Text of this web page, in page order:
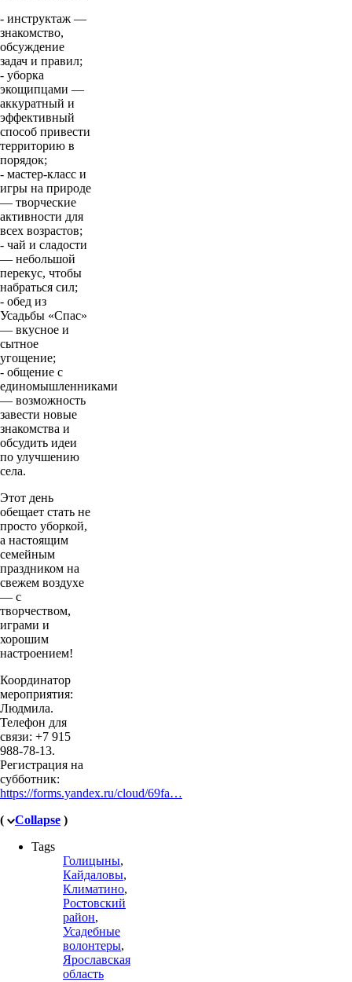
- инструктаж —
знакомство,
обсуждение
задач и правил;
- уборка
экощипцами —
аккуратный и
эффективный
способ привести
территорию в
порядок;
- мастер‑класс и
игры на природе
— творческие
активности для
всех возрастов;
- чай и сладости
— небольшой
перекус, чтобы
набраться сил;
- обед из
Усадьбы «Спас»
— вкусное и
сытное
угощение;
- общение с
единомышленниками
— возможность
завести новые
знакомства и
обсудить идеи
по улучшению
села.
Этот день
обещает стать не
просто уборкой,
а настоящим
семейным
праздником на
свежем воздухе
— с
творчеством,
играми и
хорошим
настроением!
Координатор
мероприятия:
Людмила.
Телефон для
связи: +7 915
988‑78‑13.
Регистрация на
субботник:
https://forms.yandex.ru/cloud/69fa…
(
Collapse )
Tags
Голицыны,
Кайдаловы,
Климатино,
Ростовский
район,
Усадебные
волонтеры,
Ярославская
область